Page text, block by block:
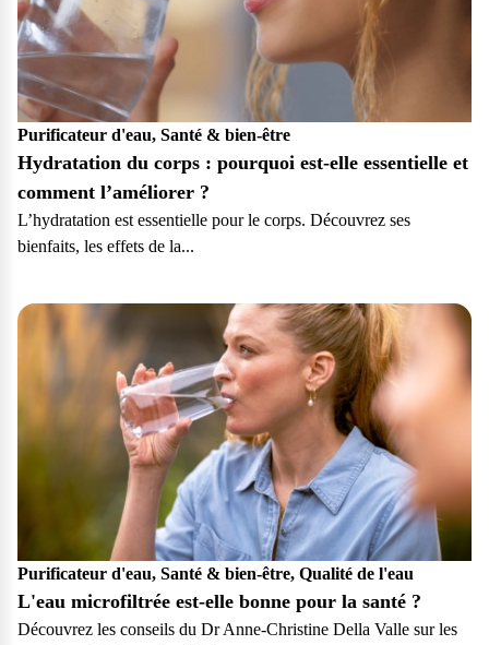
Purificateur d'eau, Santé & bien-être
Hydratation du corps : pourquoi est-elle essentielle et
comment l’améliorer ?
L’hydratation est essentielle pour le corps. Découvrez ses
bienfaits, les effets de la...
Purificateur d'eau, Santé & bien-être, Qualité de l'eau
L'eau microfiltrée est-elle bonne pour la santé ?
Découvrez les conseils du Dr Anne-Christine Della Valle sur les